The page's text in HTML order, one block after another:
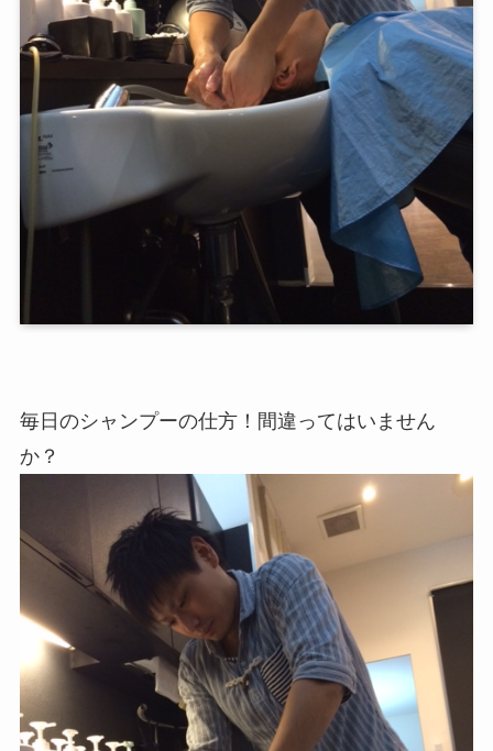
毎日のシャンプーの仕方！間違ってはいません
か？